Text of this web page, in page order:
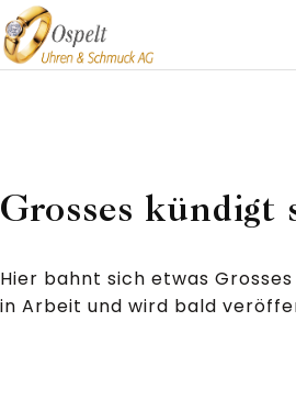
Grosses kündigt
Hier bahnt sich etwas
in Arbeit und wird bald